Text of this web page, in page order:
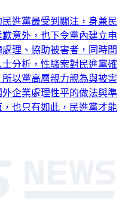
進黨最受到關注，身兼民
意外，也下令黨內建立申
理、協助被害者，同時間
分析，性騷案對民進黨確
以黨高層親力親為與被害
企業處理性平的做法與準
也只有如此，民進黨才能